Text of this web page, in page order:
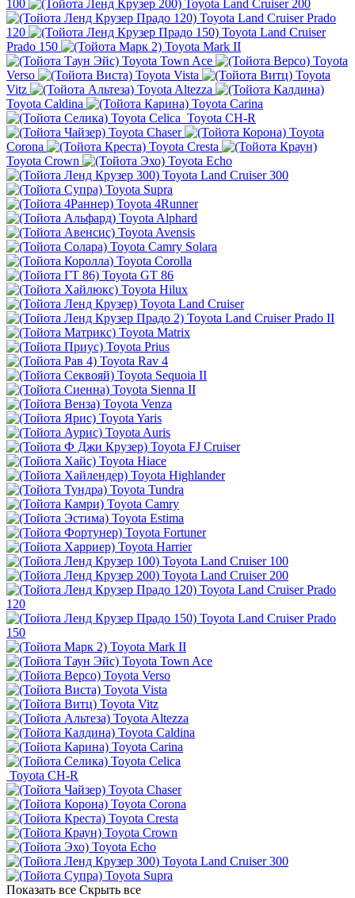
100
Toyota Land Cruiser 200
Toyota Land Cruiser Prado
120
Toyota Land Cruiser
Prado 150
Toyota Mark II
Toyota Town Ace
Toyota
Verso
Toyota Vista
Toyota
Vitz
Toyota Altezza
Toyota Caldina
Toyota Carina
Toyota Celica Toyota CH-R
Toyota Chaser
Toyota
Corona
Toyota Cresta
Toyota Crown
Toyota Echo
Toyota Land Cruiser 300
Toyota Supra
Toyota 4Runner
Toyota Alphard
Toyota Avensis
Toyota Camry Solara
Toyota Corolla
Toyota GT 86
Toyota Hilux
Toyota Land Cruiser
Toyota Land Cruiser Prado II
Toyota Matrix
Toyota Prius
Toyota Rav 4
Toyota Sequoia II
Toyota Sienna II
Toyota Venza
Toyota Yaris
Toyota Auris
Toyota FJ Cruiser
Toyota Hiace
Toyota Highlander
Toyota Tundra
Toyota Camry
Toyota Estima
Toyota Fortuner
Toyota Harrier
Toyota Land Cruiser 100
Toyota Land Cruiser 200
Toyota Land Cruiser Prado
120
Toyota Land Cruiser Prado
150
Toyota Mark II
Toyota Town Ace
Toyota Verso
Toyota Vista
Toyota Vitz
Toyota Altezza
Toyota Caldina
Toyota Carina
Toyota Celica
Toyota CH-R
Toyota Chaser
Toyota Corona
Toyota Cresta
Toyota Crown
Toyota Echo
Toyota Land Cruiser 300
Toyota Supra
Показать все Скрыть все